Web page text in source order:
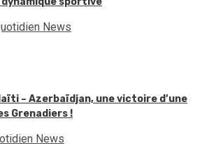
News
– Azerbaïdjan, une victoire d’une
Grenadiers !
News